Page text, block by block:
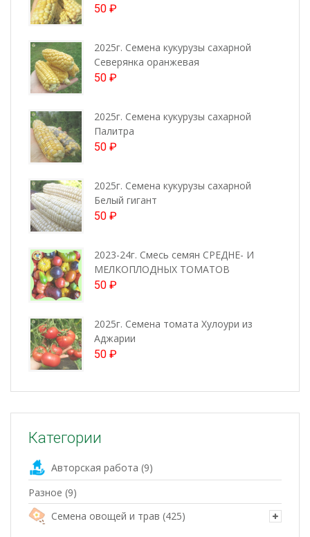
50 ₽
2025г. Семена кукурузы сахарной
Северянка оранжевая
50 ₽
2025г. Семена кукурузы сахарной
Палитра
50 ₽
2025г. Семена кукурузы сахарной
Белый гигант
50 ₽
2023-24г. Смесь семян СРЕДНЕ- И
МЕЛКОПЛОДНЫХ ТОМАТОВ
50 ₽
2025г. Семена томата Хулоури из
Аджарии
50 ₽
Категории
Авторская работа (9)
Разное (9)
Семена овощей и трав (425)